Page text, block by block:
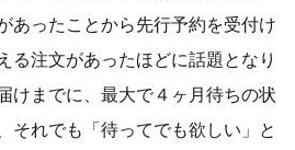
あったことから先行予約を受付け
る注文があったほどに話題となり
けまでに、最大で４ヶ月待ちの状
それでも「待ってでも欲しい」と